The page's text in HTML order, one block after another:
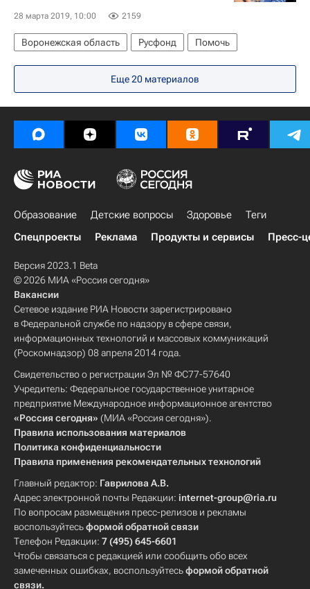
28 марта 2019, 10:00 2159
Воронежская область Русфонд Помочь
Еще 20 материалов
Образование Детские вопросы Здоровье
Теги
Спецпроекты
Реклама Продукты и сервисы Пресс-
Версия 2023.1 Beta
© 2026 МИА «Россия сегодня»
Вакансии
Сетевое издание РИА Новости зарегистрировано
в Федеральной службе по надзору в сфере связи,
информационных технологий и массовых коммуникаций
(Роскомнадзор) 08 апреля 2014 года.
Свидетельство о регистрации Эл № ФС77-57640
Учредитель: Федеральное государственное унитарное
предприятие Международное информационное агентство
«Россия сегодня» (МИА «Россия сегодня»).
Правила использования материалов
Политика конфиденциальности
Правила применения рекомендательных технологий
Главный редактор: Гаврилова А.В.
Адрес электронной почты Редакции: internet-group@ria.ru
По вопросам размещения пресс-релизов и рекламы
воспользуйтесьформой обратной связи
Телефон Редакции: 7 (495) 645-6601
Чтобы связаться с редакцией или сообщить обо всех
замеченных ошибках, воспользуйтесьформой обратной
связи.